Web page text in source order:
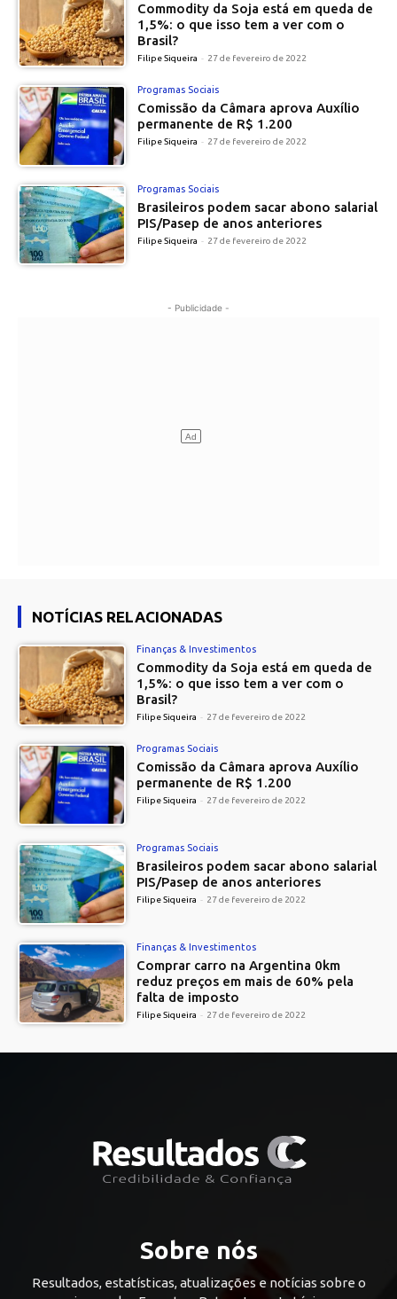
Commodity da Soja está em queda de
1,5%: o que isso tem a ver com o
Brasil?
Filipe Siqueira - 27 de fevereiro de 2022
Programas Sociais
Comissão da Câmara aprova Auxílio
permanente de R$ 1.200
Filipe Siqueira - 27 de fevereiro de 2022
Programas Sociais
Brasileiros podem sacar abono salarial
PIS/Pasep de anos anteriores
Filipe Siqueira - 27 de fevereiro de 2022
- Publicidade -
NOTÍCIAS RELACIONADAS
Finanças & Investimentos
Commodity da Soja está em queda de
1,5%: o que isso tem a ver com o
Brasil?
Filipe Siqueira - 27 de fevereiro de 2022
Programas Sociais
Comissão da Câmara aprova Auxílio
permanente de R$ 1.200
Filipe Siqueira - 27 de fevereiro de 2022
Programas Sociais
Brasileiros podem sacar abono salarial
PIS/Pasep de anos anteriores
Filipe Siqueira - 27 de fevereiro de 2022
Finanças & Investimentos
Comprar carro na Argentina 0km
reduz preços em mais de 60% pela
falta de imposto
Filipe Siqueira - 27 de fevereiro de 2022
Sobre nós
Resultados, estatísticas, atualizações e notícias sobre o